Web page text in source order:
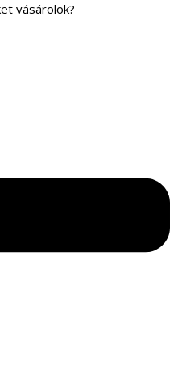
vásárolok?